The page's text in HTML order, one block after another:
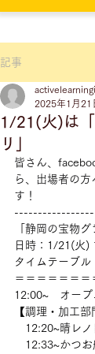
記事
1/21(火)は
リ」
2025年1月21
皆さん、
ら、出場者の
す！
「静岡の宝物グ
日時：1/21(火)
タイムテーブル
＝＝＝＝＝＝＝
12:00~　オープ
【調理・加工部
12:20~晴レノ
12:33~かつお